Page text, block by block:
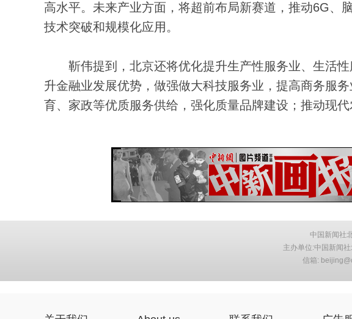
高水平。未来产业方面，将超前布局新赛道，推动6G、
技术突破和规模化应用。
靳伟提到，北京还将优化提升生产性服务业、生活性
升金融业发展优势，做强做大科技服务业，提高商务服
育、家政等优质服务供给，强化质量品牌建设；推动现
中国新闻社
主办单位:中国新闻
信箱: